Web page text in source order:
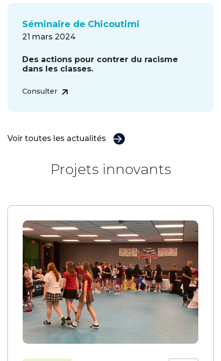
Voir toutes les actualités
Séminaire de Chicoutimi
21 mars 2024
Des actions pour contrer du racisme
dans les classes.
Consulter
Projets innovants